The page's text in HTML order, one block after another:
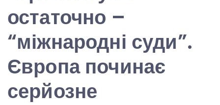
остаточно –
“міжнародні суди”.
Європа починає
серйозне